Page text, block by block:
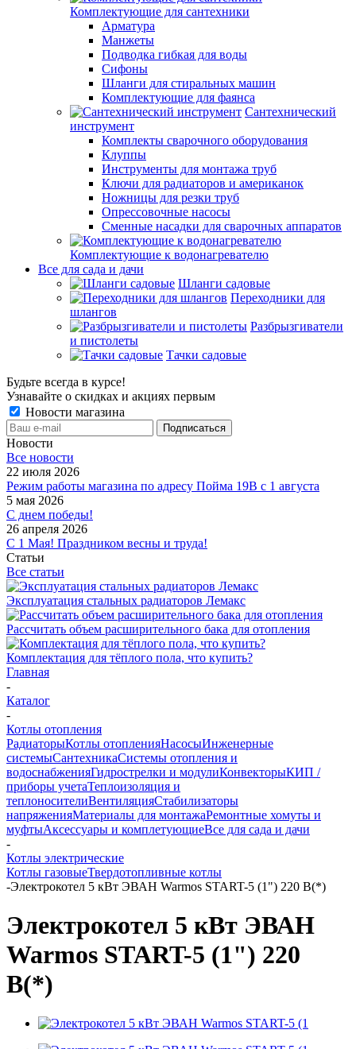
Комплектующие для сантехники
Арматура
Манжеты
Подводка гибкая для воды
Сифоны
Шланги для стиральных машин
Комплектующие для фаянса
Сантехнический
инструмент
Комплекты сварочного оборудования
Клуппы
Инструменты для монтажа труб
Ключи для радиаторов и американок
Ножницы для резки труб
Опрессовочные насосы
Сменные насадки для сварочных аппаратов
Комплектующие к водонагревателю
Все для сада и дачи
Шланги садовые
Переходники для
шлангов
Разбрызгиватели
и пистолеты
Тачки садовые
Будьте всегда в курсе!
Узнавайте о скидках и акциях первым
Новости магазина
Новости
Все новости
22 июля 2026
Режим работы магазина по адресу Пойма 19В с 1 августа
5 мая 2026
С днем победы!
26 апреля 2026
С 1 Мая! Праздником весны и труда!
Статьи
Все статьи
Эксплуатация стальных радиаторов Лемакс
Рассчитать объем расширительного бака для отопления
Комплектация для тёплого пола, что купить?
Главная
-
Каталог
-
Котлы отопления
РадиаторыКотлы отопленияНасосыИнженерные
системыСантехникаСистемы отопления и
водоснабженияГидрострелки и модулиКонвекторыКИП /
приборы учетаТеплоизоляция и
теплоносителиВентиляцияСтабилизаторы
напряженияМатериалы для монтажаРемонтные хомуты и
муфтыАксессуары и комплетующиеВсе для сада и дачи
-
Котлы электрические
Котлы газовыеТвердотопливные котлы
-Электрокотел 5 кВт ЭВАН Warmos START-5 (1") 220 В(*)
Электрокотел 5 кВт ЭВАН
Warmos START-5 (1") 220
В(*)